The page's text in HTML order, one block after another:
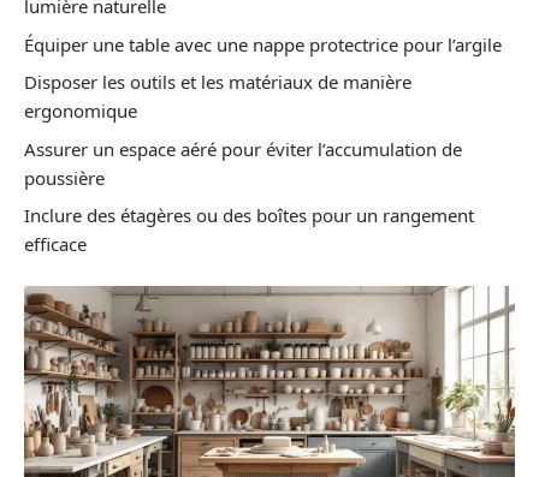
lumière naturelle
Équiper une table avec une nappe protectrice pour l’argile
Disposer les outils et les matériaux de manière
ergonomique
Assurer un espace aéré pour éviter l’accumulation de
poussière
Inclure des étagères ou des boîtes pour un rangement
efficace